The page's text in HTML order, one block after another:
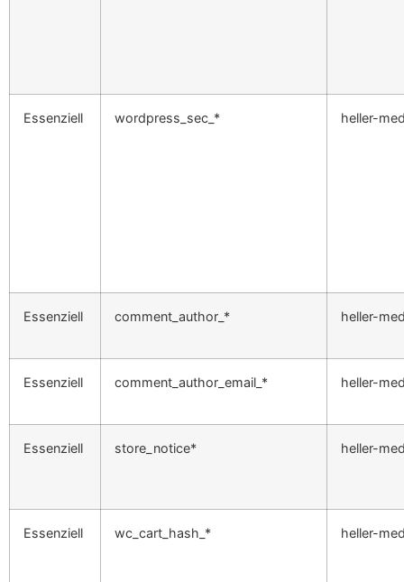
Essenziell wordpress_sec_* heller-
Essenziell comment_author_* heller-
Essenziell comment_author_email_* heller-
Essenziell store_notice* heller-
Essenziell wc_cart_hash_* heller-